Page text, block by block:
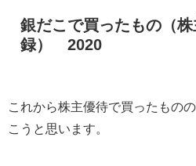
銀だこで買ったもの（
録） 2020
これから株主優待で買ったもの
こうと思います。